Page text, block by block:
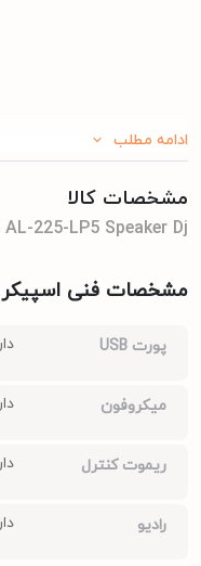
ادامه مطلب
مشخصات کالا
225-LP5 Speaker Dj
مشخصات فنی اسپیکر
پورت USB
میکروفون
ریموت کنترل
رادیو